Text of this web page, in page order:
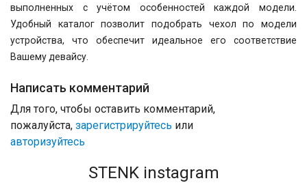
выполненных с учётом особенностей каждой модели.
Удобный каталог позволит подобрать чехол по модели
устройства, что обеспечит идеальное его соответствие
Вашему девайсу.
Написать комментарий
Для того, чтобы оставить комментарий,
пожалуйста, зарегистрируйтесь или
авторизуйтесь
STENK instagram